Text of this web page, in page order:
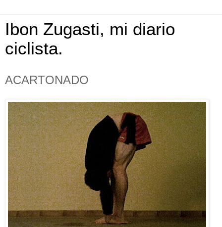
Ibon Zugasti, mi diario
ciclista.
ACARTONADO